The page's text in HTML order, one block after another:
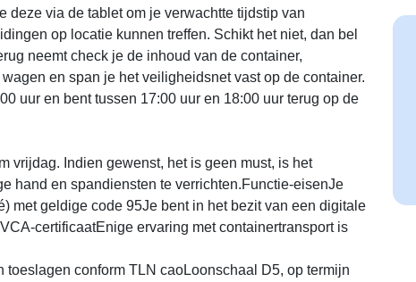
deze via de tablet om je verwachtte tijdstip van
op locatie kunnen treffen. Schikt het niet, dan bel
neemt check je de inhoud van de container,
en span je het veiligheidsnet vast op de container.
uur en bent tussen 17:00 uur en 18:00 uur terug op de
vrijdag. Indien gewenst, het is geen must, is het
hand en spandiensten te verrichten.Functie-eisenJe
met geldige code 95Je bent in het bezit van een digitale
certificaatEnige ervaring met containertransport is
conform TLN caoLoonschaal D5, op termijn